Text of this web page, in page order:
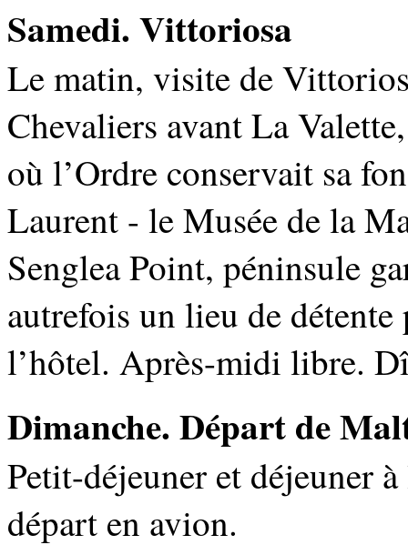
Samedi. Vittoriosa
Le matin, visite de
Chevaliers avant La
où l’Ordre conservait sa
Laurent - le Musée de la
Senglea Point, péninsule
autrefois un lieu de
l’hôtel. Après-midi libre.
Dimanche. Départ de
Petit-déjeuner et déjeuner
départ en avion.